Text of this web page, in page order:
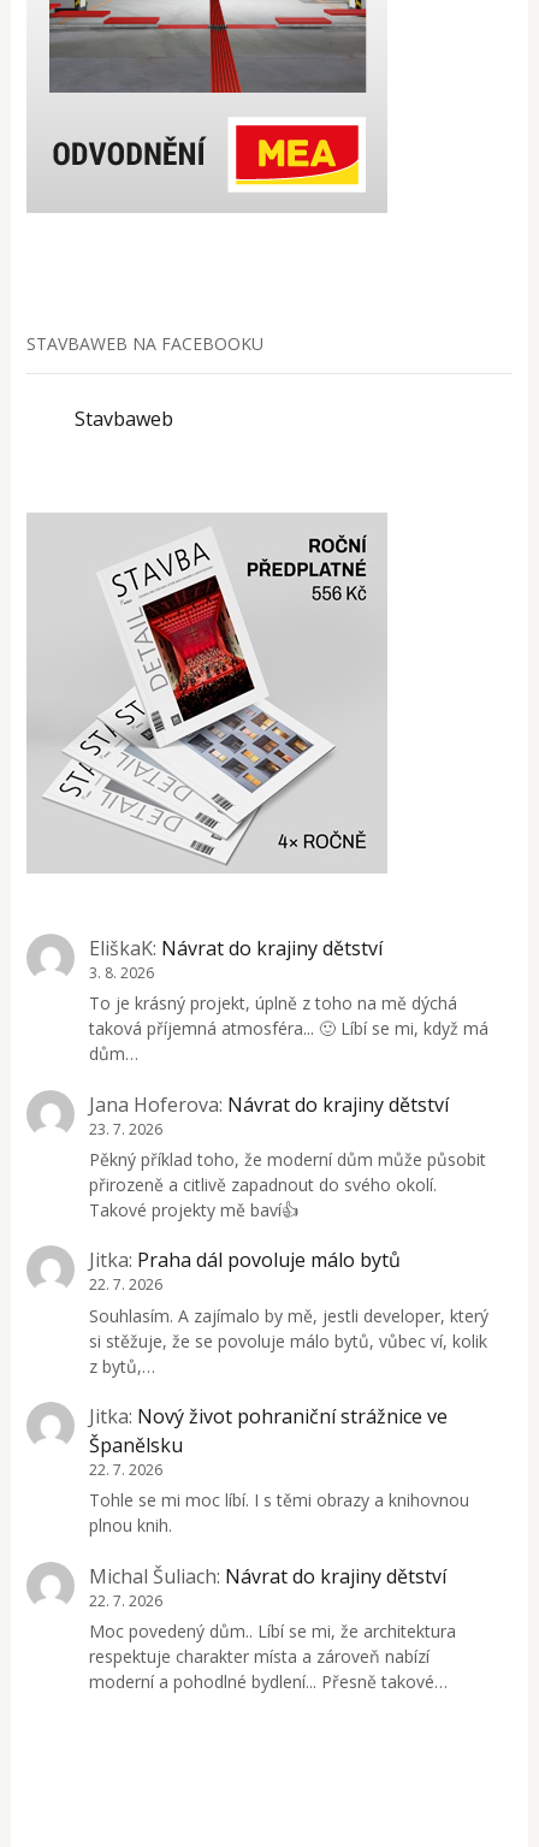
STAVBAWEB NA FACEBOOKU
Stavbaweb
EliškaK: Návrat do krajiny dětství
3. 8. 2026
To je krásný projekt, úplně z toho na mě dýchá
taková příjemná atmosféra... 🙂 Líbí se mi, když má
dům…
Jana Hoferova: Návrat do krajiny dětství
23. 7. 2026
Pěkný příklad toho, že moderní dům může působit
přirozeně a citlivě zapadnout do svého okolí.
Takové projekty mě baví👍
Jitka: Praha dál povoluje málo bytů
22. 7. 2026
Souhlasím. A zajímalo by mě, jestli developer, který
si stěžuje, že se povoluje málo bytů, vůbec ví, kolik
z bytů,…
Jitka: Nový život pohraniční strážnice ve
Španělsku
22. 7. 2026
Tohle se mi moc líbí. I s těmi obrazy a knihovnou
plnou knih.
Michal Šuliach: Návrat do krajiny dětství
22. 7. 2026
Moc povedený dům.. Líbí se mi, že architektura
respektuje charakter místa a zároveň nabízí
moderní a pohodlné bydlení... Přesně takové…